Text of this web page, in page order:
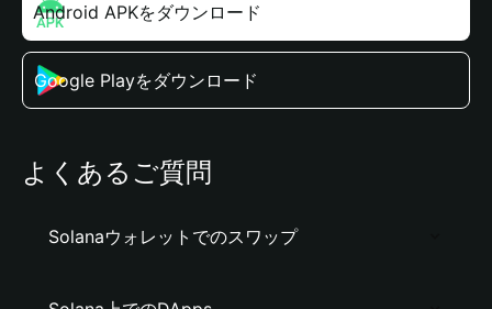
Android APKをダウンロード
Google Playをダウンロード
よくあるご質問
Solanaウォレットでのスワップ